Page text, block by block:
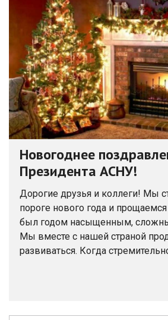
Новогоднее
Президента АСНУ!
Дорогие друзья и коллеги! Мы
пороге нового года и
был годом насыщенным,
Мы вместе с нашей страной
развиваться. Когда